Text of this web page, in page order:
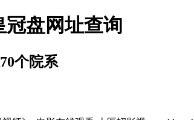
冠盘网址查询
个院系